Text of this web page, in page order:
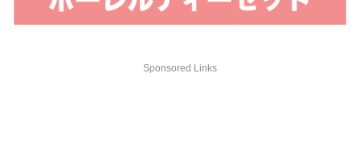
Sponsored Links